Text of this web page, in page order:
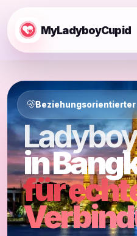
MyLadyboyCupid
Beziehungsorientierter
in
für